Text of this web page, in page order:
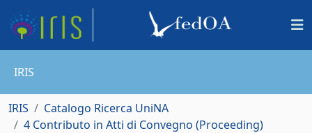
IRIS
IRIS
Catalogo Ricerca UniNA
4 Contributo in Atti di Convegno (Proceeding)